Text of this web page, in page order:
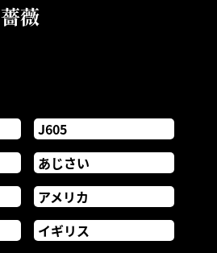
薔薇
J605
あじさい
アメリカ
イギリス